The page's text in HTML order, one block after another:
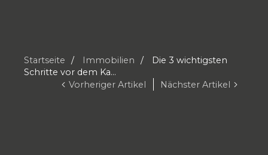
Startseite Immobilien
Die 3 wichtigsten
Schritte vor dem Ka...
Vorheriger Artikel
Nächster Artikel